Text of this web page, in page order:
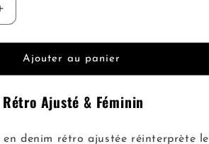
Augmenter
Rétro
Ajouter au panier
Rétro Ajusté & Féminin
en denim rétro ajustée réinterprète le